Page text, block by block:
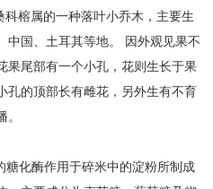
科榕属的一种落叶小乔木，主要生
中国、土耳其等地。 因外观见果不
果尾部有一个小孔，花则生长于果
孔的顶部长有雌花，另外生有不育
糖化酶作用于碎米中的淀粉所制成